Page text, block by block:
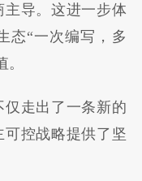
导。这进一步体
态“一次编写，多
走出了一条新的
控战略提供了坚